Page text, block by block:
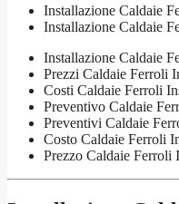
Installazione Caldaie
Installazione Caldaie
Installazione Caldaie
Prezzi Caldaie Ferroli
Costi Caldaie Ferroli
Preventivo Caldaie
Preventivi Caldaie
Costo Caldaie Ferroli
Prezzo Caldaie Ferroli